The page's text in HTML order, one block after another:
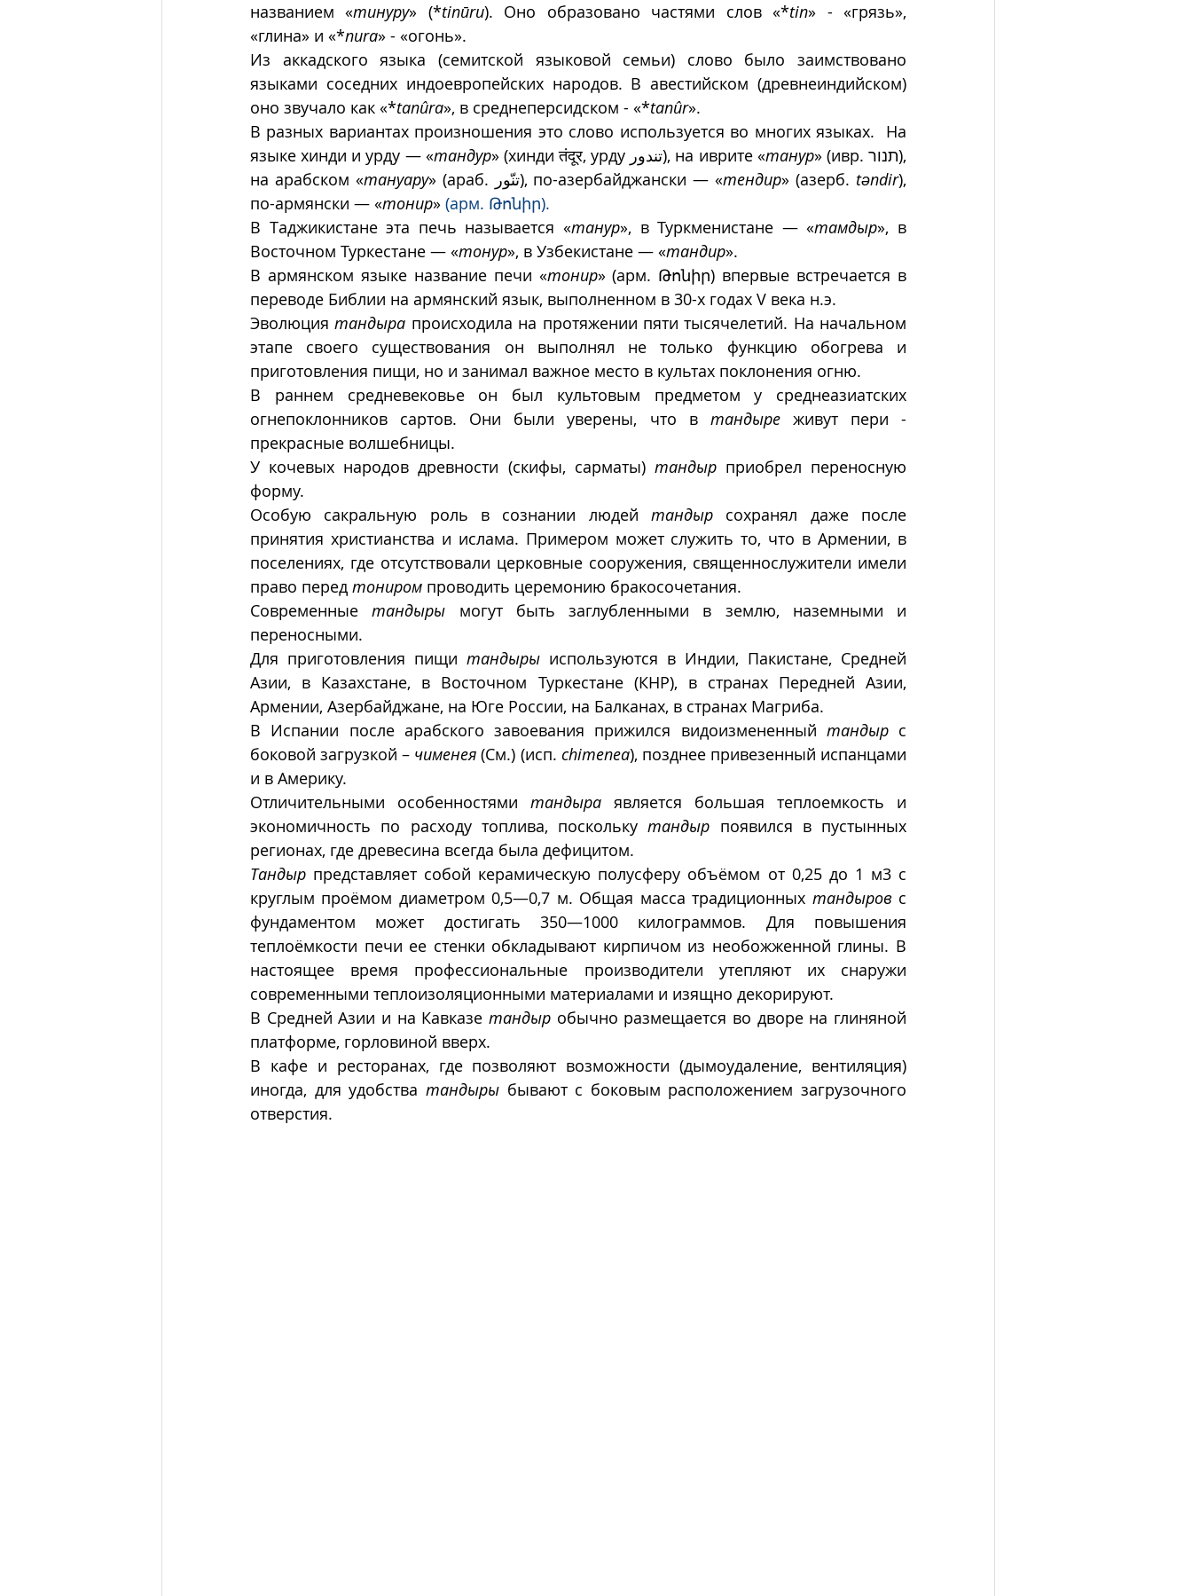
названием «тинуру» (*tinūru). Оно образовано частями слов «*tin» - «грязь»,
«глина» и «*nura» - «огонь».
Из аккадского языка (семитской языковой семьи) слово было заимствовано
языками соседних индоевропейских народов. В авестийском (древнеиндийском)
оно звучало как «*tanûra», в среднеперсидском - «*tanûr».
В разных вариантах произношения это слово используется во многих языках.  На
языке хинди и урду — «тандур » (хинди तंदूर, урду تندور), на иврите «танур» (ивр. תנור),
на арабском «тануару » (араб. تنّور), по-азербайджански — «тендир» (азерб. təndir),
по-армянски — «тонир» (арм. Թոնիր).
В Таджикистане эта печь называется «танур», в Туркменистане — «тамдыр», в
Восточном Туркестане — «тонур», в Узбекистане — «тандир».
В армянском языке название печи «тонир» (арм. Թոնիր) впервые встречается в
переводе Библии на армянский язык, выполненном в 30-х годах V века н.э.
Эволюция тандыра происходила на протяжении пяти тысячелетий. На начальном
этапе своего существования он выполнял не только функцию обогрева и
приготовления пищи, но и занимал важное место в культах поклонения огню.
В раннем средневековье он был культовым предметом у среднеазиатских
огнепоклонников сартов. Они были уверены, что в тандыре живут пери -
прекрасные волшебницы.
У кочевых народов древности (скифы, сарматы) тандыр приобрел переносную
форму.
Особую сакральную роль в сознании людей тандыр сохранял даже после
принятия христианства и ислама. Примером может служить то, что в Армении, в
поселениях, где отсутствовали церковные сооружения, священнослужители имели
право перед тониром проводить церемонию бракосочетания.
Современные тандыры могут быть заглубленными в землю, наземными и
переносными.
Для приготовления пищи тандыры используются в Индии, Пакистане, Средней
Азии, в Казахстане, в Восточном Туркестане (КНР), в странах Передней Азии,
Армении, Азербайджане, на Юге России, на Балканах, в странах Магриба.
В Испании после арабского завоевания прижился видоизмененный тандыр с
боковой загрузкой – чименея (См.) (исп. chimenea), позднее привезенный испанцами
и в Америку.
Отличительными особенностями тандыра является большая теплоемкость и
экономичность по расходу топлива, поскольку тандыр появился в пустынных
регионах, где древесина всегда была дефицитом.
Тандыр представляет собой керамическую полусферу объёмом от 0,25 до 1 м3 с
круглым проёмом диаметром 0,5—0,7 м. Общая масса традиционных тандыров с
фундаментом может достигать 350—1000 килограммов. Для повышения
теплоёмкости печи ее стенки обкладывают кирпичом из необожженной глины. В
настоящее время профессиональные производители утепляют их снаружи
современными теплоизоляционными материалами и изящно декорируют.
В Средней Азии и на Кавказе тандыр обычно размещается во дворе на глиняной
платформе, горловиной вверх.
В кафе и ресторанах, где позволяют возможности (дымоудаление, вентиляция)
иногда, для удобства тандыры бывают с боковым расположением загрузочного
отверстия.